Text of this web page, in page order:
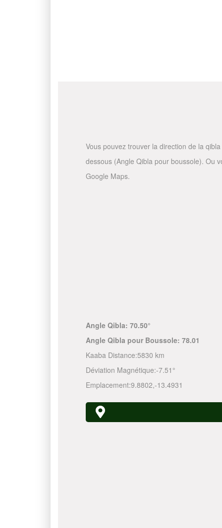
Vous pouvez trouver la direction de la
dessous (Angle Qibla pour boussole). Ou
Google Maps.
Angle Qibla: 70.50°
Angle Qibla pour Boussole: 78.01
Kaaba Distance:5830 km
Déviation Magnétique:-7.51°
Emplacement:9.8802,-13.4931